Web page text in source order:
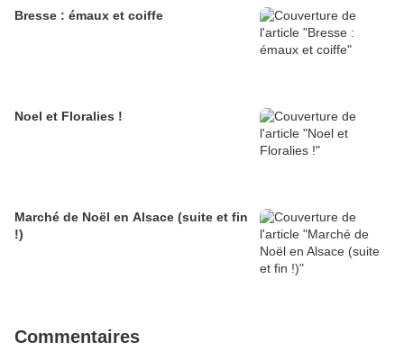
Bresse : émaux et coiffe
Noel et Floralies !
Marché de Noël en Alsace (suite et fin
!)
Commentaires